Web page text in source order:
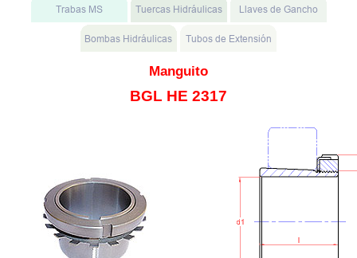
Manguito
BGL HE 2317